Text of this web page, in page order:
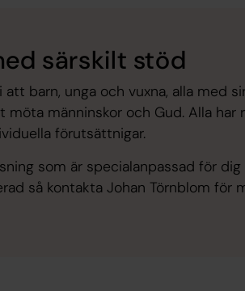
särskilt stöd
barn, unga och vuxna, alla med
möta männinskor och Gud. Alla har
förutsättnigar.
som är specialanpassad för
så kontakta Johan Törnblom för